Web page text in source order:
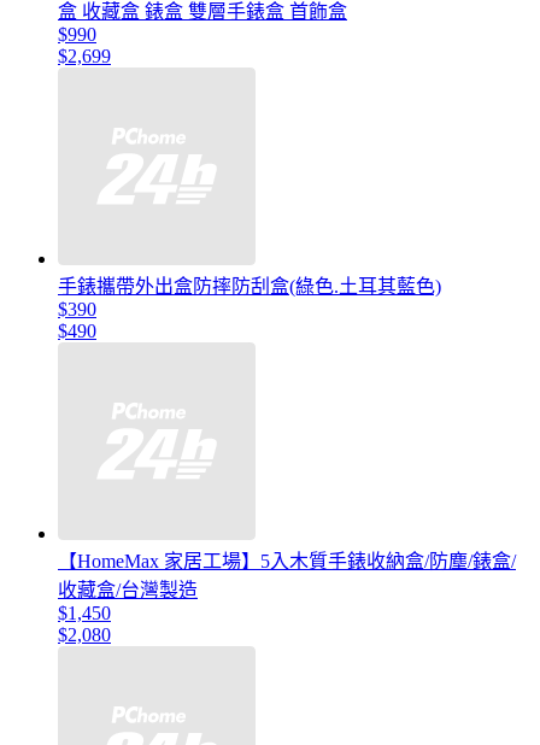
盒 收藏盒 錶盒 雙層手錶盒 首飾盒
$990
$2,699
手錶攜帶外出盒防摔防刮盒(綠色.土耳其藍色)
$390
$490
【HomeMax 家居工場】5入木質手錶收納盒/防塵/錶盒/
收藏盒/台灣製造
$1,450
$2,080